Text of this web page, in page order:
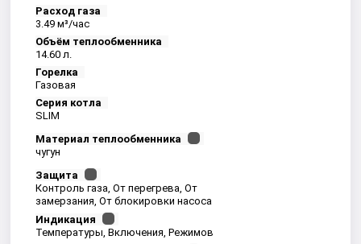
Расход газа
3.49 м³/час
Объём теплообменника
14.60 л.
Горелка
Газовая
Серия котла
SLIM
Материал теплообменника
чугун
Защита
Контроль газа, От перегрева, От
замерзания, От блокировки насоса
Индикация
Температуры, Включения, Режимов